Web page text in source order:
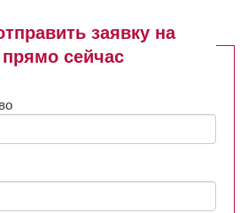
заявку на
сейчас